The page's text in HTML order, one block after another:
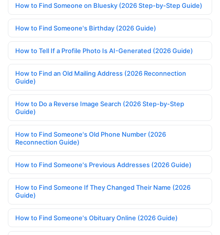
How to Find Someone on Bluesky (2026 Step-by-Step Guide)
How to Find Someone's Birthday (2026 Guide)
How to Tell If a Profile Photo Is AI-Generated (2026 Guide)
How to Find an Old Mailing Address (2026 Reconnection
Guide)
How to Do a Reverse Image Search (2026 Step-by-Step
Guide)
How to Find Someone's Old Phone Number (2026
Reconnection Guide)
How to Find Someone's Previous Addresses (2026 Guide)
How to Find Someone If They Changed Their Name (2026
Guide)
How to Find Someone's Obituary Online (2026 Guide)